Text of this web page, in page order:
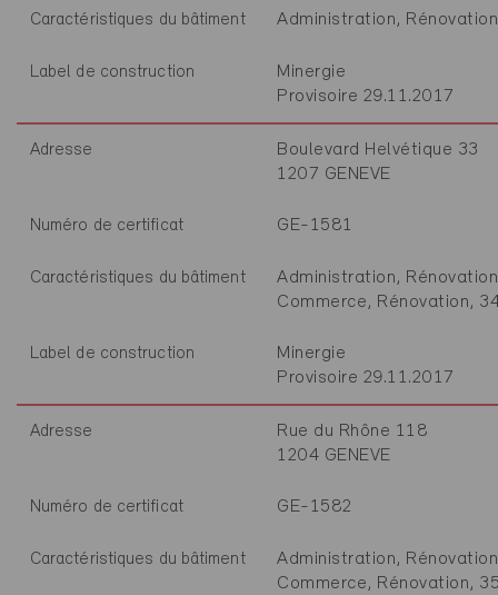
Caractéristiques du bâtiment Administration,
Label de construction
Minergie
Provisoire 29.11.2017
Adresse
Boulevard Helvétique 33
1207 GENEVE
Numéro de certificat GE-1581
Caractéristiques du bâtiment
Administration,
Commerce, Rénovation,
Label de construction
Minergie
Provisoire 29.11.2017
Adresse
Rue du Rhône 118
1204 GENEVE
Numéro de certificat GE-1582
Caractéristiques du bâtiment
Administration,
Commerce, Rénovation,